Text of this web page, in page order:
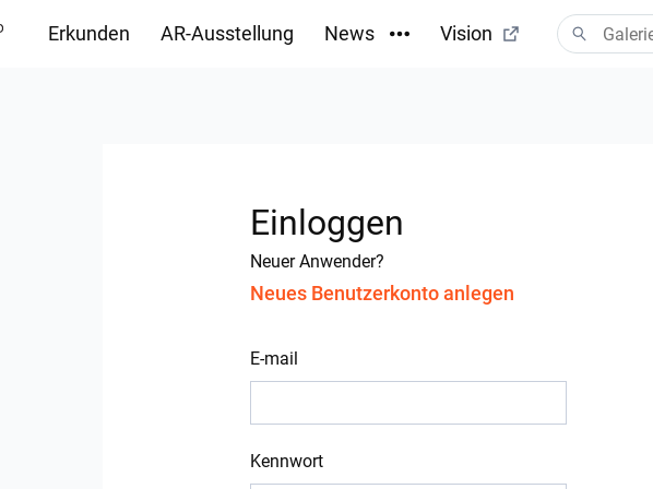
Erkunden AR-Ausstellung News Vision
Einloggen
Neuer Anwender?
Neues Benutzerkonto anlegen
E-mail
Kennwort